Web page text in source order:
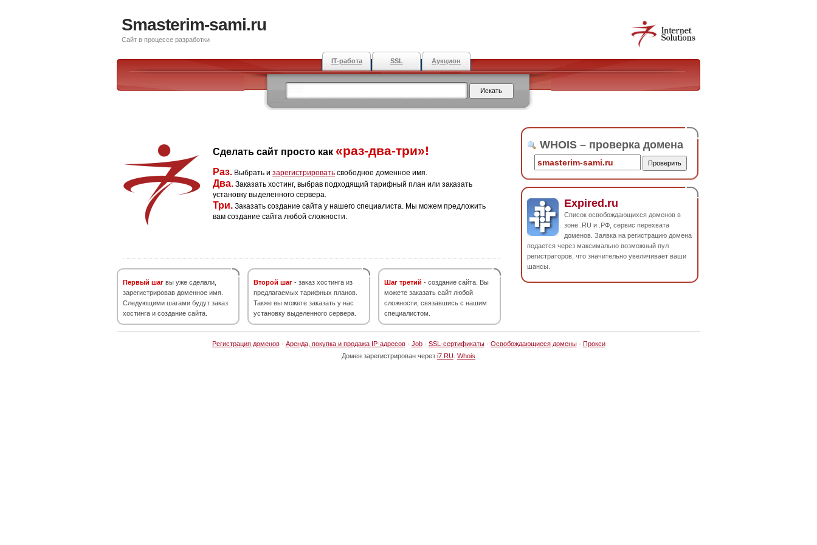
Smasterim-sami.ru
Сайт в процессе разработки
IT-работа SSL Аукцион
Сделать сайт просто как «раз-два-три»!
Раз. Выбрать и зарегистрировать свободное доменное имя.
Два. Заказать хостинг, выбрав подходящий тарифный план или заказать
установку выделенного сервера.
Три. Заказать создание сайта у нашего специалиста. Мы можем предложить
вам создание сайта любой сложности.
Первый шаг вы уже сделали,
зарегистрировав доменное имя.
Следующими шагами будут заказ
хостинга и создание сайта.
Второй шаг - заказ хостинга из
предлагаемых тарифных планов.
Также вы можете заказать у нас
установку выделенного сервера.
Шаг третий - создание сайта. Вы
можете заказать сайт любой
сложности, связавшись с нашим
специалистом.
WHOIS – проверка домена
Expired.ru
Список освобождающихся доменов в
зоне .RU и .РФ, сервис перехвата
доменов. Заявка на регистрацию домена
подается через максимально возможный пул
регистраторов, что значительно увеличивает ваши
шансы.
Регистрация доменов· Аренда, покупка и продажа IP-адресов· Job· SSL-сертификаты· Освобождающиеся домены· Прокси
Домен зарегистрирован через i7.RU Whois